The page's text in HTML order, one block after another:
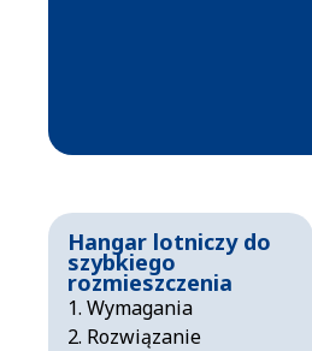
Hangar lotniczy do
szybkiego
rozmieszczenia
Wymagania
Rozwiązanie